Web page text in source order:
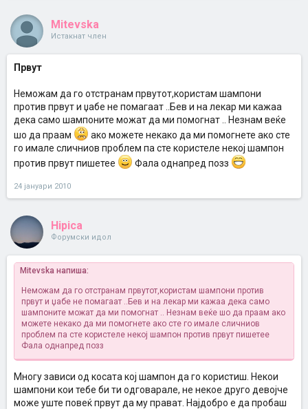
Mitevska
Истакнат член
Првут
Неможам да го отстранам првутот,користам шампони
против првут и џабе не помагаат ..Бев и на лекар ми кажаа
дека само шампоните можат да ми помогнат .. Незнам веќе
шо да праам
ако можете некако да ми помогнете ако сте
го имале сличниов проблем па сте користеле некој шампон
против првут пишетее
Фала однапред позз
24 јануари 2010
Hipica
Форумски идол
Mitevska напиша:
Неможам да го отстранам првутот,користам шампони против
првут и џабе не помагаат ..Бев и на лекар ми кажаа дека само
шампоните можат да ми помогнат .. Незнам веќе шо да праам ако
можете некако да ми помогнете ако сте го имале сличниов
проблем па сте користеле некој шампон против првут пишетее
Фала однапред позз
Многу зависи од косата кој шампон да го користиш. Некои
шампони кои тебе би ти одговарале, не некое друго девојче
може уште повеќ првут да му прават. Најдобро е да пробаш